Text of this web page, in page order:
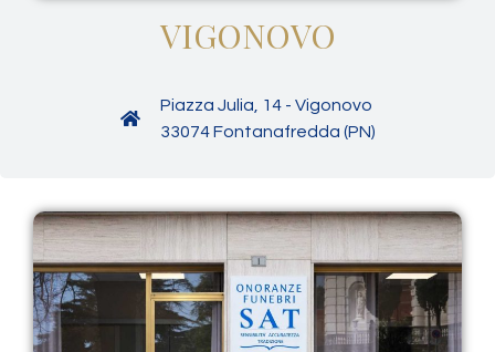
VIGONOVO
Piazza Julia, 14 - Vigonovo
33074 Fontanafredda (PN)